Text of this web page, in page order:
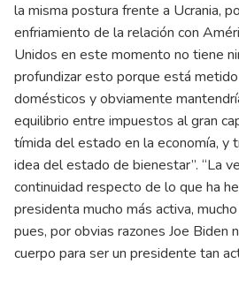
la misma postura frente a Ucrania,
enfriamiento de la relación con
Unidos en este momento no tiene
profundizar esto porque está
domésticos y obviamente
equilibrio entre impuestos al gran
tímida del estado en la economía, y
idea del estado de bienestar”. “La
continuidad respecto de lo que ha
presidenta mucho más activa,
pues, por obvias razones Joe Biden
cuerpo para ser un presidente tan